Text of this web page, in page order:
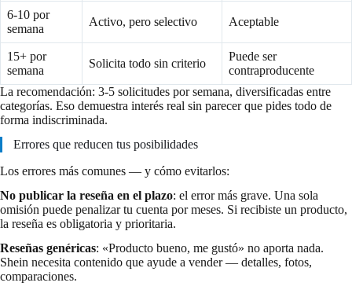
6-10 por
semana
Activo, pero selectivo Aceptable
15+ por
semana
Solicita todo sin criterio
Puede ser
contraproducente
La recomendación: 3-5 solicitudes por semana, diversificadas entre
categorías. Eso demuestra interés real sin parecer que pides todo de
forma indiscriminada.
Errores que reducen tus posibilidades
Los errores más comunes — y cómo evitarlos:
No publicar la reseña en el plazo: el error más grave. Una sola
omisión puede penalizar tu cuenta por meses. Si recibiste un producto,
la reseña es obligatoria y prioritaria.
Reseñas genéricas: «Producto bueno, me gustó» no aporta nada.
Shein necesita contenido que ayude a vender — detalles, fotos,
comparaciones.